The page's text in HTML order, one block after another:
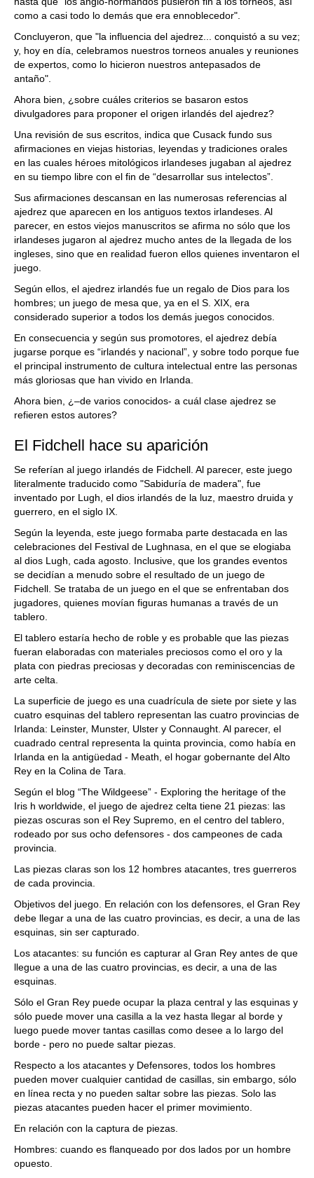
como a casi todo lo demás que era ennoblecedor".
Concluyeron, que "la influencia del ajedrez... conquistó a su vez;
y, hoy en día, celebramos nuestros torneos anuales y reuniones
de expertos, como lo hicieron nuestros antepasados de
antaño".
Ahora bien, ¿sobre cuáles criterios se basaron estos
divulgadores para proponer el origen irlandés del ajedrez?
Una revisión de sus escritos, indica que Cusack fundo sus
afirmaciones en viejas historias, leyendas y tradiciones orales
en las cuales héroes mitológicos irlandeses jugaban al ajedrez
en su tiempo libre con el fin de “desarrollar sus intelectos”.
Sus afirmaciones descansan en las numerosas referencias al
ajedrez que aparecen en los antiguos textos irlandeses. Al
parecer, en estos viejos manuscritos se afirma no sólo que los
irlandeses jugaron al ajedrez mucho antes de la llegada de los
ingleses, sino que en realidad fueron ellos quienes inventaron el
juego.
Según ellos, el ajedrez irlandés fue un regalo de Dios para los
hombres; un juego de mesa que, ya en el S. XIX, era
considerado superior a todos los demás juegos conocidos.
En consecuencia y según sus promotores, el ajedrez debía
jugarse porque es “irlandés y nacional”, y sobre todo porque fue
el principal instrumento de cultura intelectual entre las personas
más gloriosas que han vivido en Irlanda.
Ahora bien, ¿–de varios conocidos- a cuál clase ajedrez se
refieren estos autores?
El Fidchell hace su aparición
Se referían al juego irlandés de Fidchell. Al parecer, este juego
literalmente traducido como "Sabiduría de madera", fue
inventado por Lugh, el dios irlandés de la luz, maestro druida y
guerrero, en el siglo IX.
Según la leyenda, este juego formaba parte destacada en las
celebraciones del Festival de Lughnasa, en el que se elogiaba
al dios Lugh, cada agosto. Inclusive, que los grandes eventos
se decidían a menudo sobre el resultado de un juego de
Fidchell. Se trataba de un juego en el que se enfrentaban dos
jugadores, quienes movían figuras humanas a través de un
tablero.
El tablero estaría hecho de roble y es probable que las piezas
fueran elaboradas con materiales preciosos como el oro y la
plata con piedras preciosas y decoradas con reminiscencias de
arte celta.
La superficie de juego es una cuadrícula de siete por siete y las
cuatro esquinas del tablero representan las cuatro provincias de
Irlanda: Leinster, Munster, Ulster y Connaught. Al parecer, el
cuadrado central representa la quinta provincia, como había en
Irlanda en la antigüedad - Meath, el hogar gobernante del Alto
Rey en la Colina de Tara.
Según el blog “The Wildgeese” - Exploring the heritage of the
Iris h worldwide, el juego de ajedrez celta tiene 21 piezas: las
piezas oscuras son el Rey Supremo, en el centro del tablero,
rodeado por sus ocho defensores - dos campeones de cada
provincia.
Las piezas claras son los 12 hombres atacantes, tres guerreros
de cada provincia.
Objetivos del juego. En relación con los defensores, el Gran Rey
debe llegar a una de las cuatro provincias, es decir, a una de las
esquinas, sin ser capturado.
Los atacantes: su función es capturar al Gran Rey antes de que
llegue a una de las cuatro provincias, es decir, a una de las
esquinas.
Sólo el Gran Rey puede ocupar la plaza central y las esquinas y
sólo puede mover una casilla a la vez hasta llegar al borde y
luego puede mover tantas casillas como desee a lo largo del
borde - pero no puede saltar piezas.
Respecto a los atacantes y Defensores, todos los hombres
pueden mover cualquier cantidad de casillas, sin embargo, sólo
en línea recta y no pueden saltar sobre las piezas. Solo las
piezas atacantes pueden hacer el primer movimiento.
En relación con la captura de piezas.
Hombres: cuando es flanqueado por dos lados por un hombre
opuesto.